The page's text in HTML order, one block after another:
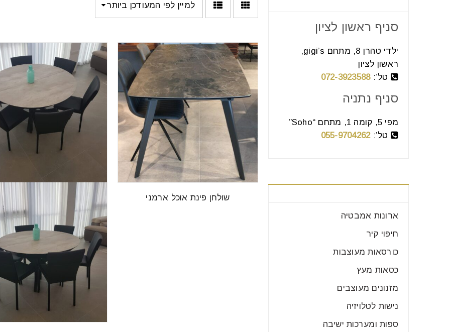
למיין לפי המעודכן ביותר
שולחן פינת אוכל ארמני
סניף ראשון לציון
ילדי טהרן 8, מתחם gigi’s,
ראשון לציון
טל’:072-3923588
סניף נתניה
מפי 5, קומה 1, מתחם “Soho”
טל’:055-9704262
ארונות אמבטיה
חיפוי קיר
כורסאות מעוצבות
כסאות מעץ
מזנונים מעוצבים
נישות לטלויזיה
ספות ומערכות ישיבה